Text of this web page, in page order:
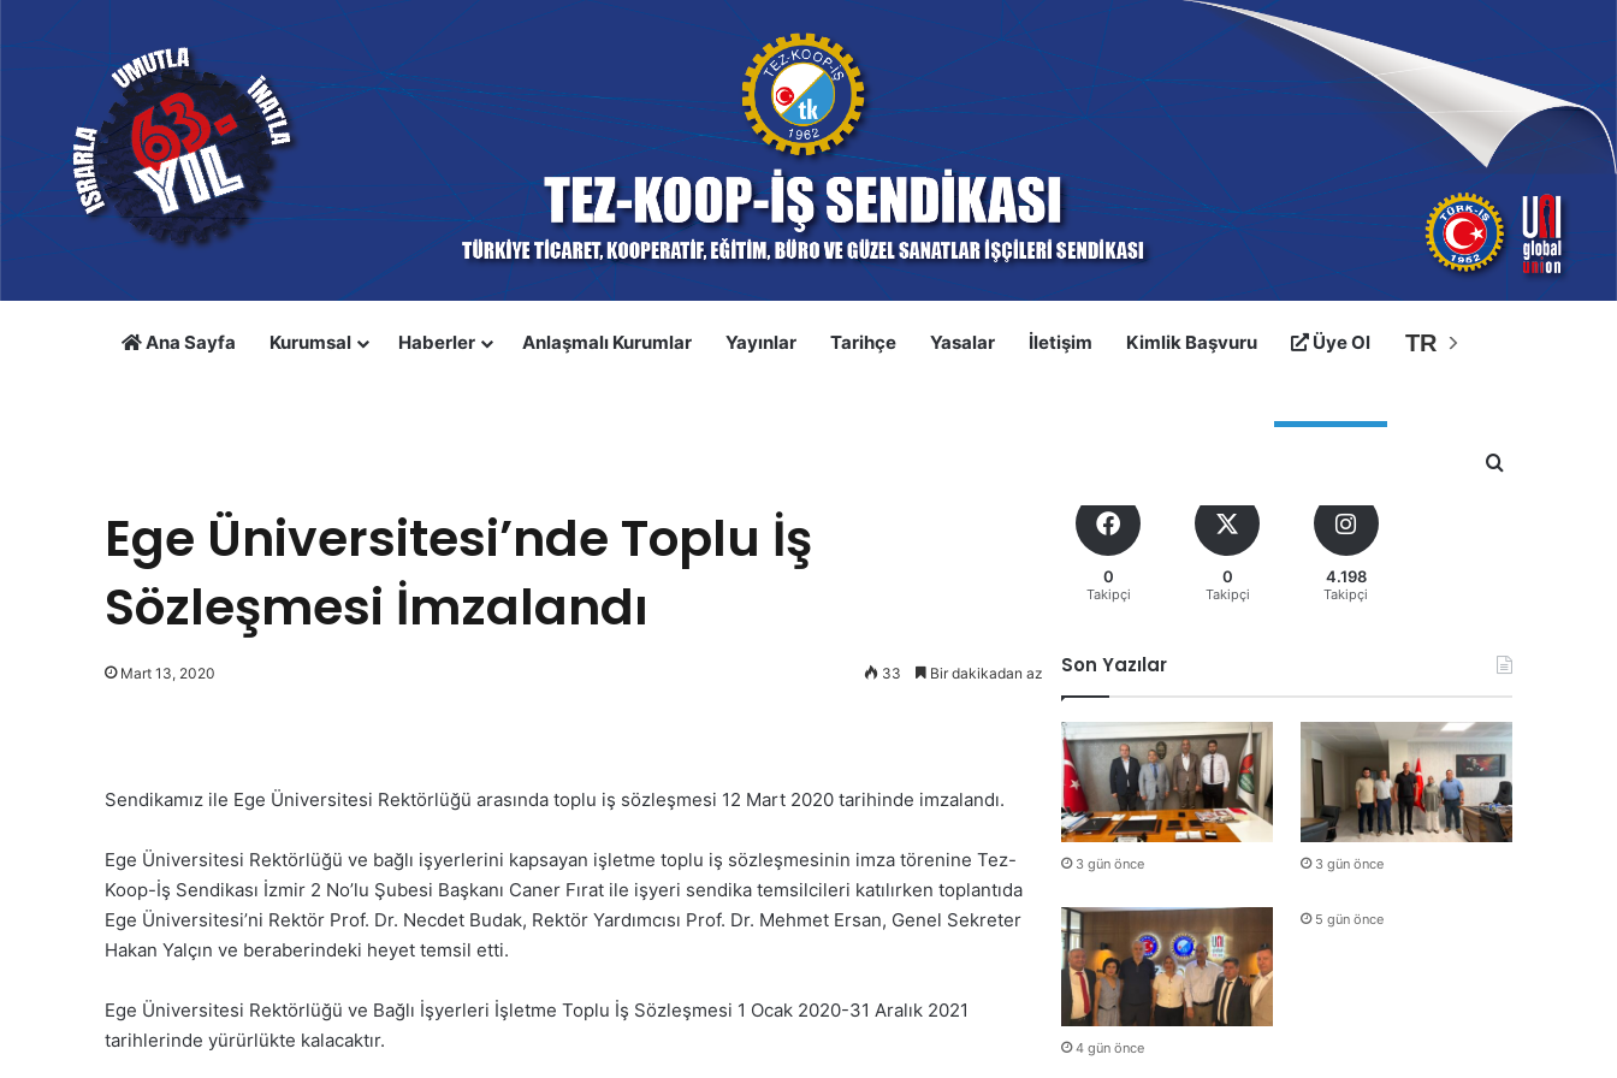
Ana Sayfa Kurumsal Haberler Anlaşmalı Kurumlar Yayınlar Tarihçe Yasalar İletişim Kimlik Başvuru Üye Ol TR
Arama yap
Ege Üniversitesi’nde Toplu İş
Sözleşmesi İmzalandı
Mart 13, 2020 33 Bir dakikadan az
Sendikamız ile Ege Üniversitesi Rektörlüğü arasında toplu iş sözleşmesi 12 Mart 2020 tarihinde imzalandı.
Ege Üniversitesi Rektörlüğü ve bağlı işyerlerini kapsayan işletme toplu iş sözleşmesinin imza törenine Tez-
Koop-İş Sendikası İzmir 2 No’lu Şubesi Başkanı Caner Fırat ile işyeri sendika temsilcileri katılırken toplantıda
Ege Üniversitesi’ni Rektör Prof. Dr. Necdet Budak, Rektör Yardımcısı Prof. Dr. Mehmet Ersan, Genel Sekreter
Hakan Yalçın ve beraberindeki heyet temsil etti.
Ege Üniversitesi Rektörlüğü ve Bağlı İşyerleri İşletme Toplu İş Sözleşmesi 1 Ocak 2020-31 Aralık 2021
tarihlerinde yürürlükte kalacaktır.
0
Takipçi
0
Takipçi
4.198
Takipçi
Son Yazılar
3 gün önce 3 gün önce
4 gün önce
5 gün önce